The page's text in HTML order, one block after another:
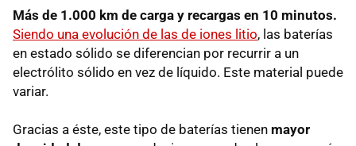
Más de 1.000 km de carga y recargas en 10 minutos.
Siendo una evolución de las de iones litio, las baterías
en estado sólido se diferencian por recurrir a un
electrólito sólido en vez de líquido. Este material puede
variar.
Gracias a éste, este tipo de baterías tienen mayor